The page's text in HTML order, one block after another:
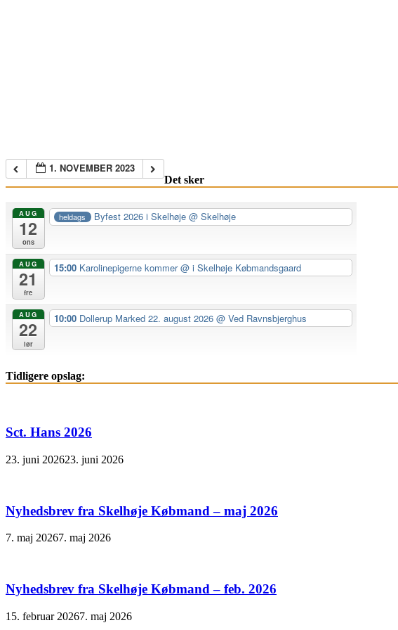
1. NOVEMBER 2023
Det sker
AUG
12
ons
heldags Byfest 2026 i Skelhøje@ Skelhøje
AUG
21
fre
15:00 Karolinepigerne kommer@ i Skelhøje Købmandsgaard
AUG
22
lør
10:00 Dollerup Marked 22. august 2026 @ Ved Ravnsbjerghus
Tidligere opslag:
Sct. Hans 2026
23. juni 202623. juni 2026
Nyhedsbrev fra Skelhøje Købmand – maj 2026
7. maj 20267. maj 2026
Nyhedsbrev fra Skelhøje Købmand – feb. 2026
15. februar 20267. maj 2026